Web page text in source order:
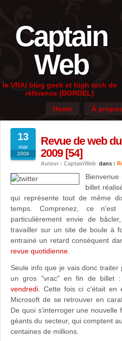
Captain
Web
le VRAI blog geek et high tech de
référence (BORDEL)
Home
À propos
13
mar
2009
Revue de web
2009 [54]
Auteur : CaptainWeb dans :
billet
qui représente tout de même
temps. Comprenez, ce
particulièrement envie de
travailler sur un site de boule à
entrainé un retard conséquent
revue quotidienne
Seule info que je vais donc
un gros "vrac" en fin de billet :
vendredi . Cette fois ci c'était
Microsoft de se retrouver en
De quoi s'interroger une nouvelle
géants du secteur, qui comptent
centaines de millions.